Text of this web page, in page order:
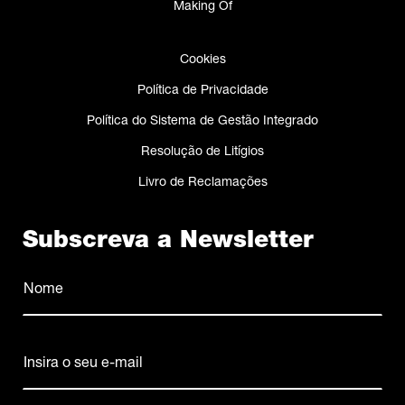
Making Of
Cookies
Política de Privacidade
Política do Sistema de Gestão Integrado
Resolução de Litígios
Livro de Reclamações
Subscreva a Newsletter